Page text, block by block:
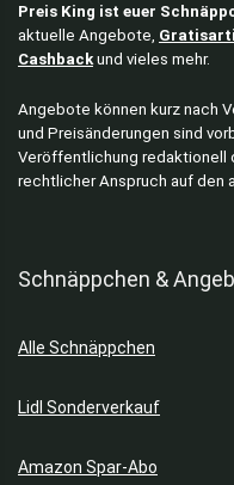
Preis King ist euer
aktuelle Angebote,
Cashbackund vieles mehr.
Angebote können kurz nach
und Preisänderungen sind
Veröffentlichung redaktionell
rechtlicher Anspruch auf den
Schnäppchen &
Alle Schnäppchen
Lidl Sonderverkauf
Amazon Spar-Abo